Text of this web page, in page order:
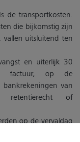
de transportkosten.
die bijkomstig zijn
uitsluitend ten
en uiterlijk 30
factuur, op de
van
retentierecht of
op de vervaldag